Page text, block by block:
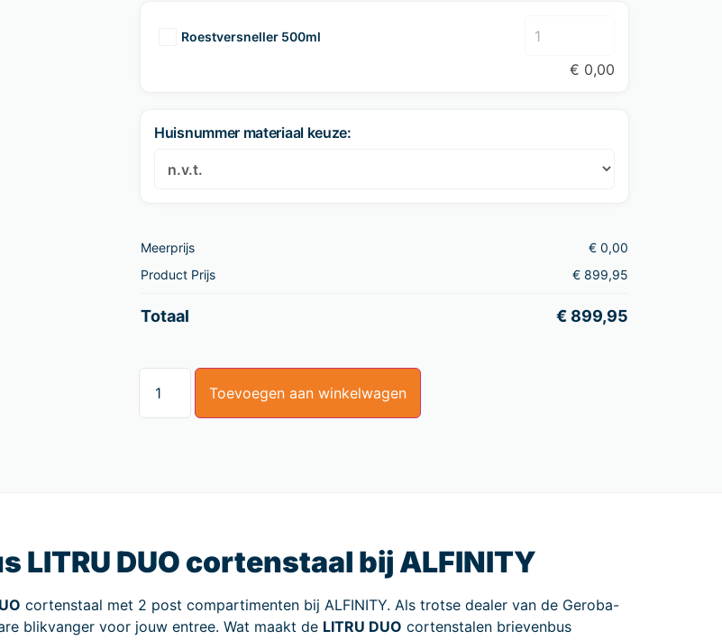
Roestversneller 500ml
€ 0,00
Huisnummer materiaal keuze:
Meerprijs € 0,00
Product Prijs
€ 899,95
Totaal € 899,95
Toevoegen aan winkelwagen
LITRU DUO cortenstaal bij ALFINITY
cortenstaal met 2 post compartimenten bij ALFINITY. Als trotse dealer van de Geroba-
blikvanger voor jouw entree. Wat maakt de LITRU DUO cortenstalen brievenbus